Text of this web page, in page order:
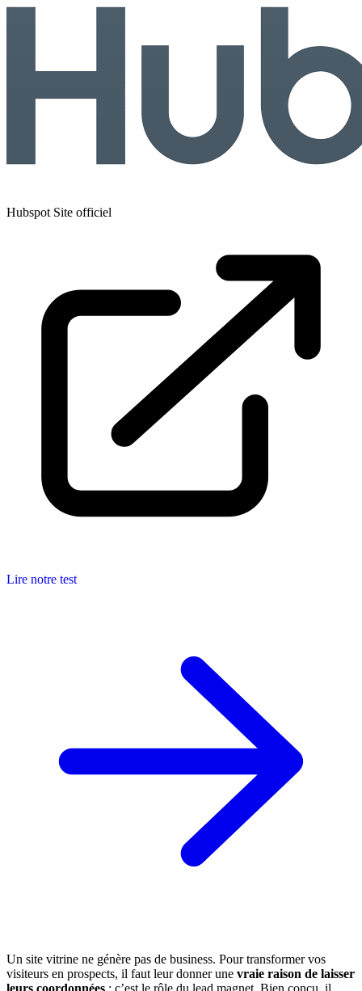
Hubspot Site officiel
Lire notre test
Un site vitrine ne génère pas de business. Pour transformer vos
visiteurs en prospects, il faut leur donner une vraie raison de laisser